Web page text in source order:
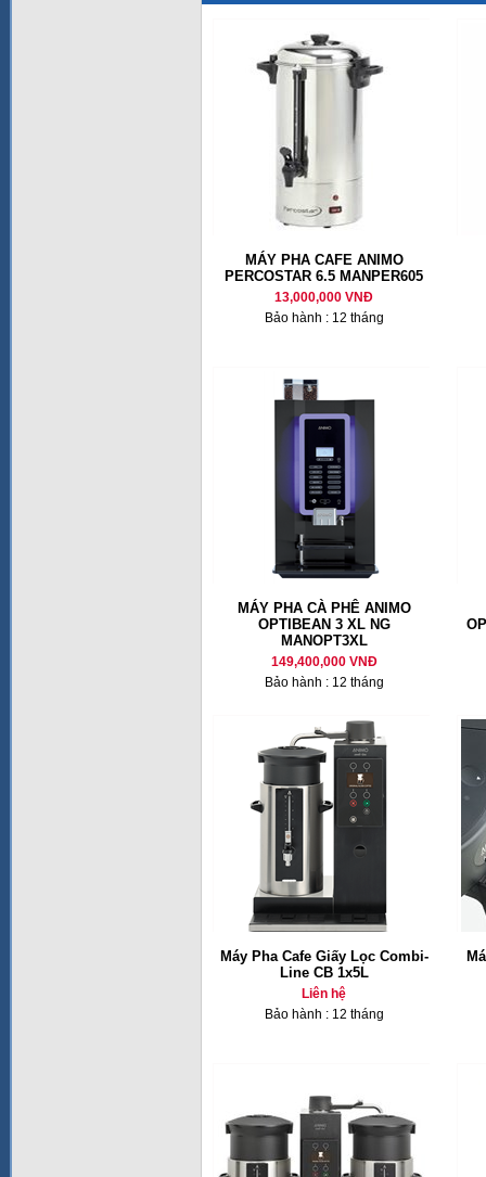
MÁY PHA CAFE ANIMO
PERCOSTAR 6.5 MANPER605
13,000,000 VNĐ
Bảo hành : 12 tháng
MÁY PHA CÀ PHÊ ANIMO
OPTIBEAN 3 XL NG
MANOPT3XL
149,400,000 VNĐ
Bảo hành : 12 tháng
Máy Pha Cafe Giấy Lọc Combi-
Line CB 1x5L
Liên hệ
Bảo hành : 12 tháng